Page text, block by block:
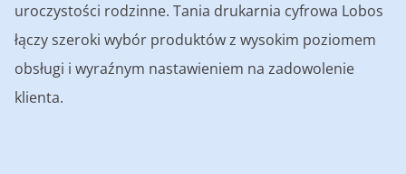
uroczystości rodzinne. Tania drukarnia cyfrowa Lobos
łączy szeroki wybór produktów z wysokim poziomem
obsługi i wyraźnym nastawieniem na zadowolenie
klienta.